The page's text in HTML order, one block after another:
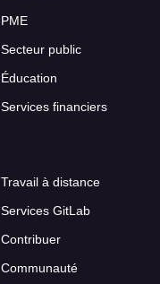
PME
Secteur public
Éducation
Services financiers
Travail à distance
Services GitLab
Contribuer
Communauté